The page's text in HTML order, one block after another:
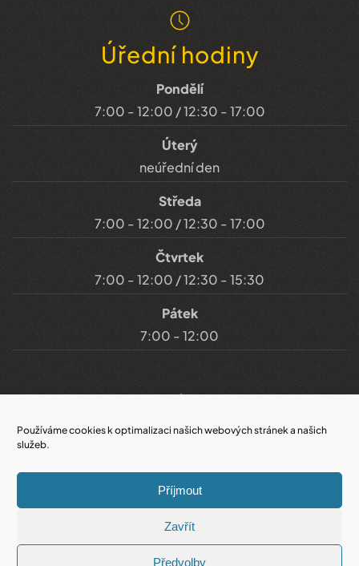
Používáme cookies k optimalizaci našich webových stránek a našich
služeb.
Příjmout
Zavřít
Předvolby
Úřední hodiny
Pondělí
7:00 - 12:00 / 12:30 - 17:00
Úterý
neúřední den
Středa
7:00 - 12:00 / 12:30 - 17:00
Čtvrtek
7:00 - 12:00 / 12:30 - 15:30
Pátek
7:00 - 12:00
Důležité odkazy
Prohlášení o přístupnosti